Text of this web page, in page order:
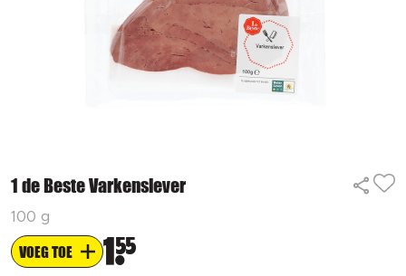
1 de Beste Varkenslever
100 g
VOEG TOE 1 55